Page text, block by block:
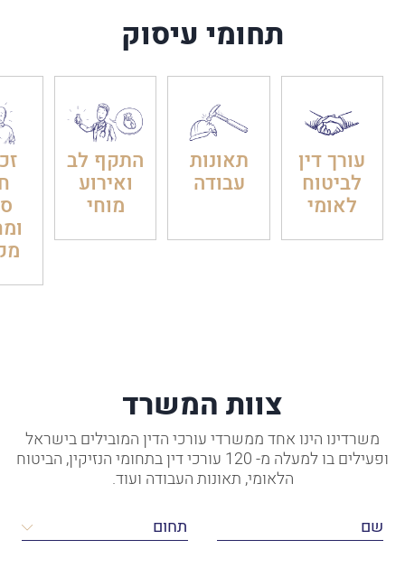
תחומי עיסוק
עורך דין
לביטוח
לאומי
תאונות
עבודה
התקף לב
ואירוע
מוחי
צוות המשרד
משרדינו הינו אחד ממשרדי עורכי הדין המובילים בישראל
ופעילים בו למעלה מ- 120 עורכי דין בתחומי הנזיקין, הביטוח
הלאומי, תאונות העבודה ועוד.